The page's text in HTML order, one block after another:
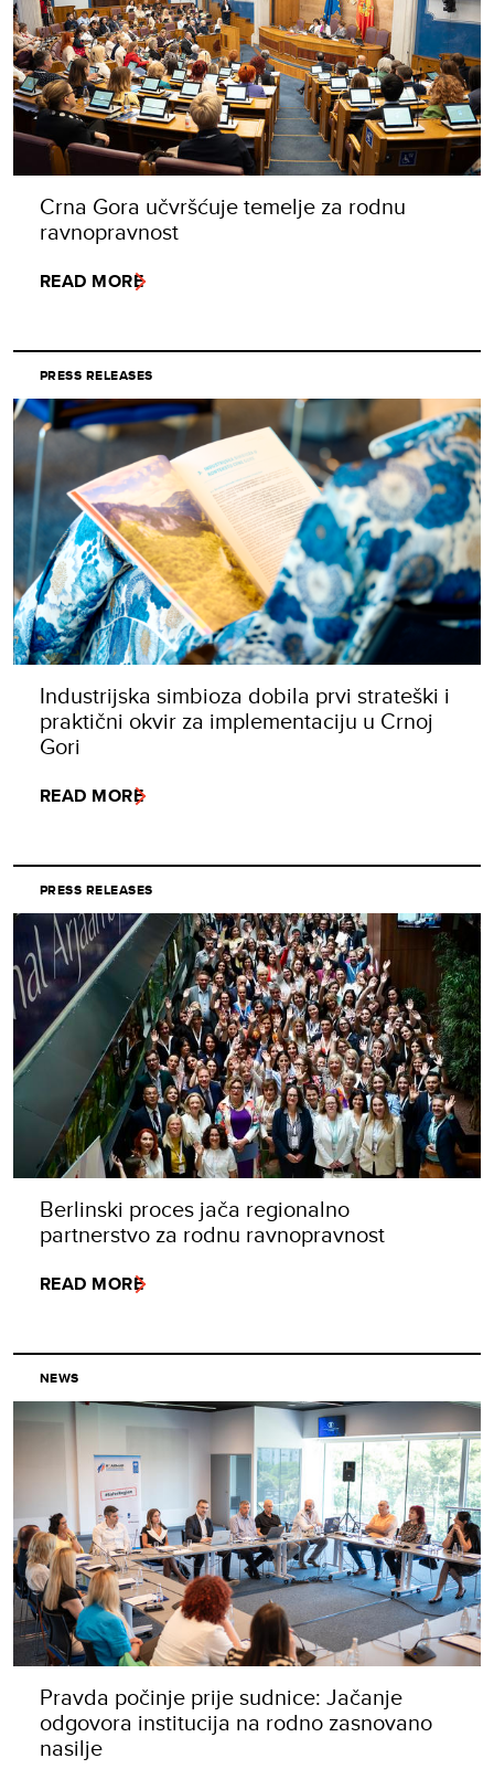
Crna Gora učvršćuje temelje za rodnu
ravnopravnost
READ MORE
PRESS RELEASES
Industrijska simbioza dobila prvi strateški i
praktični okvir za implementaciju u Crnoj
Gori
READ MORE
PRESS RELEASES
Berlinski proces jača regionalno
partnerstvo za rodnu ravnopravnost
READ MORE
NEWS
Pravda počinje prije sudnice: Jačanje
odgovora institucija na rodno zasnovano
nasilje